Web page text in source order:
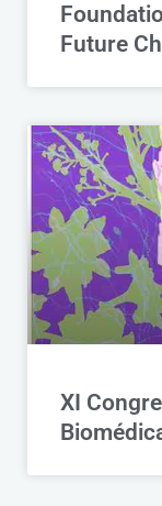
Future
XI